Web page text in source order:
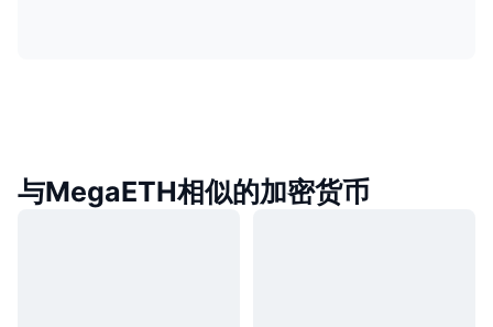
与MegaETH相似的加密货币